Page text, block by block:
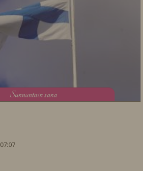
Sunnuntain sana
07:07